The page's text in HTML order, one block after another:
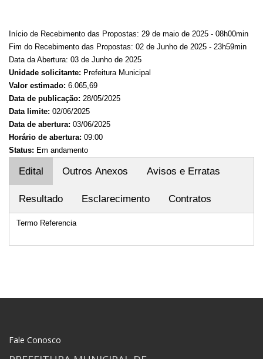
Início de Recebimento das Propostas: 29 de maio de 2025 - 08h00min
Fim do Recebimento das Propostas: 02 de Junho de 2025 - 23h59min
Data da Abertura: 03 de Junho de 2025
Unidade solicitante: Prefeitura Municipal
Valor estimado: 6.065,69
Data de publicação: 28/05/2025
Data limite: 02/06/2025
Data de abertura: 03/06/2025
Horário de abertura: 09:00
Status: Em andamento
Edital Outros Anexos Avisos e Erratas
Resultado Esclarecimento Contratos
Termo Referencia
Fale Conosco